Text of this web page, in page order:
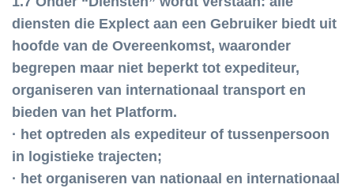
diensten die Explect aan een Gebruiker biedt uit
hoofde van de Overeenkomst, waaronder
begrepen maar niet beperkt tot expediteur,
organiseren van internationaal transport en
bieden van het Platform.
· het optreden als expediteur of tussenpersoon
in logistieke trajecten;
· het organiseren van nationaal en internationaal